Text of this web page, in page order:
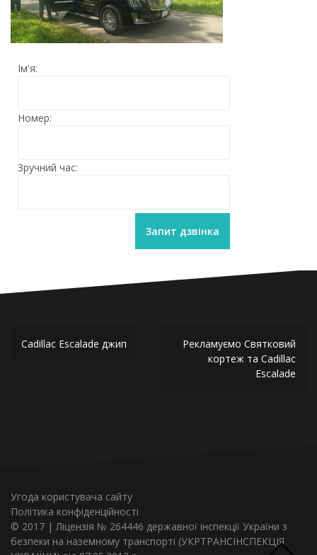
Ім'я:
Номер:
Зручний час:
Навігація
Cadillac Escalade джип
Рекламуємо Святковий
кортеж та Сadillac
Еscalade
Угода користувача сайту
Політика конфіденційності
© 2017 | Ліцензія № 264446 державної інспекції України з
безпеки на наземному транспорті (УКРТРАНСІНСПЕКЦІЯ